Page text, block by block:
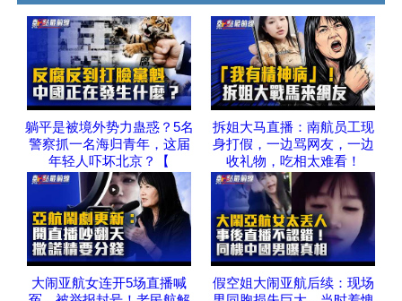
躺平是被境外势力蛊惑？5名
警察抓一名海归青年，这届
年轻人吓坏北京？【
拆姐大马直播：南航员工现
身打假，一边骂网友，一边
收礼物，吃相太难看！
大闹亚航女连开5场直播喊
假空姐大闹亚航后续：现场